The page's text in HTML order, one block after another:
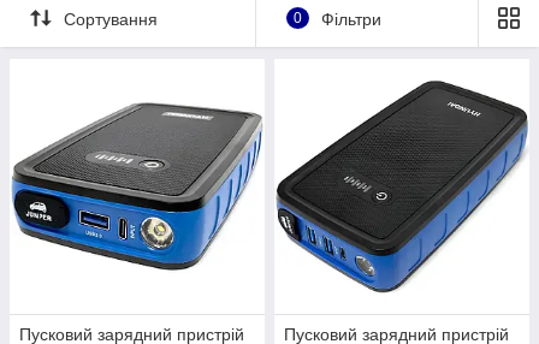
Сортування 0 Фільтри
Пусковий зарядний пристрій
Пусковий зарядний пристрій